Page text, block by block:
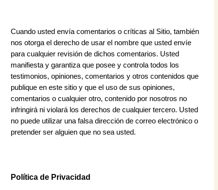
Cuando usted envía comentarios o críticas al Sitio, también
nos otorga el derecho de usar el nombre que usted envíe
para cualquier revisión de dichos comentarios. Usted
manifiesta y garantiza que posee y controla todos los
testimonios, opiniones, comentarios y otros contenidos que
publique en este sitio y que el uso de sus opiniones,
comentarios o cualquier otro, contenido por nosotros no
infringirá ni violará los derechos de cualquier tercero. Usted
no puede utilizar una falsa dirección de correo electrónico o
pretender ser alguien que no sea usted.
Política de Privacidad